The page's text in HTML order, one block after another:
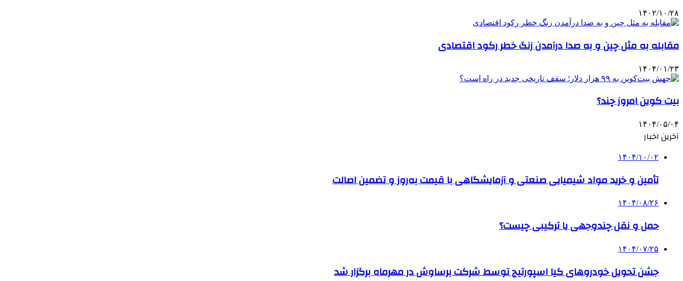
۱۴۰۲/۱۰/۲۸
مقابله به مثل چین و به صدا درآمدن زنگ خطر رکود اقتصادی
۱۴۰۴/۰۱/۲۳
بیت کوین امروز چند؟
۱۴۰۴/۰۵/۰۴
آخرین اخبار
۱۴۰۴/۱۰/۰۲
تأمین و خرید مواد شیمیایی صنعتی و آزمایشگاهی با قیمت به‌روز و تضمین اصالت
۱۴۰۴/۰۸/۲۶
حمل و نقل چندوجهی یا ترکیبی چیست؟
۱۴۰۴/۰۷/۲۵
جشن تحویل خودروهای کیا اسپورتیج توسط شرکت برساوش در مهرماه برگزار شد